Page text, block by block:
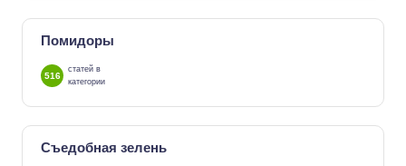
Помидоры
516
статей в
категории
Съедобная зелень